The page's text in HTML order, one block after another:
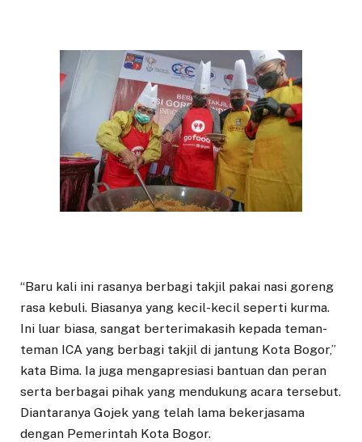
“Baru kali ini rasanya berbagi takjil pakai nasi goreng
rasa kebuli. Biasanya yang kecil-kecil seperti kurma.
Ini luar biasa, sangat berterimakasih kepada teman-
teman ICA yang berbagi takjil di jantung Kota Bogor,”
kata Bima. Ia juga mengapresiasi bantuan dan peran
serta berbagai pihak yang mendukung acara tersebut.
Diantaranya Gojek yang telah lama bekerjasama
dengan Pemerintah Kota Bogor.